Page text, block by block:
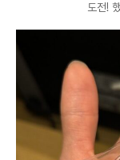
도전!